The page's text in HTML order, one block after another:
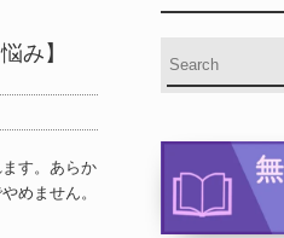
み】
す。あらか
めません。